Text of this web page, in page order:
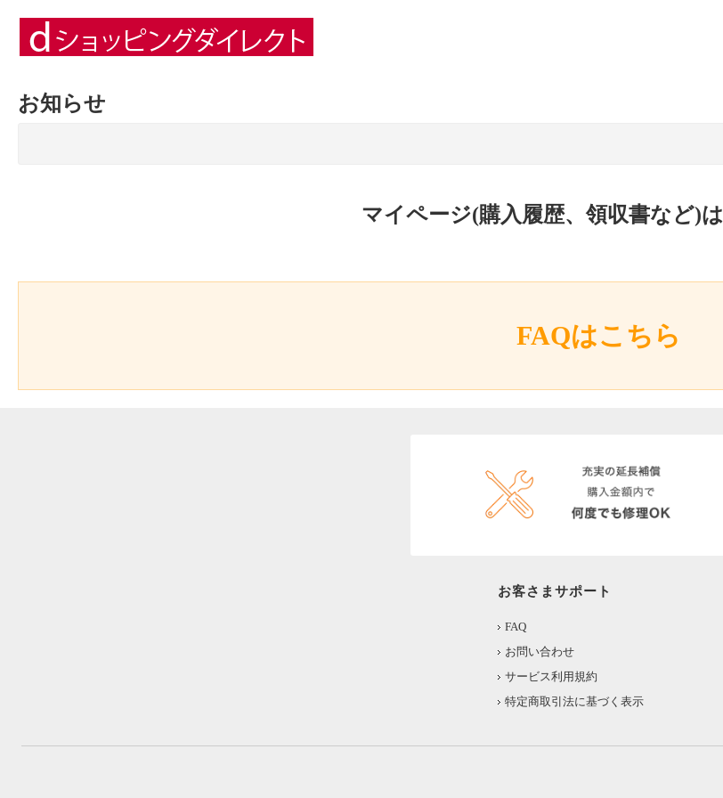
お知らせ
マイページ(購入履歴、領収書など)は
FAQはこちら
お客さまサポート
FAQ
お問い合わせ
サービス利用規約
特定商取引法に基づく表示